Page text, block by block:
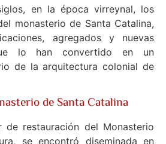
en la época virreynal, los
monasterio de Santa Catalina,
agregados y nuevas
lo han convertido en un
de la arquitectura colonial de
de Santa Catalina
de restauración del Monasterio
se encontró diseminada en